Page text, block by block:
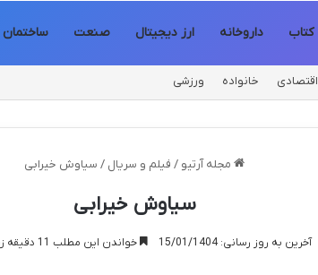
کتاب داروخانه ارز دیجیتال صنعت ساختمان
اقتصادی خانواده ورزشی
مجله آرتیو / فیلم و سریال / سیاوش خیرابی
سیاوش خیرابی
آخرین به روز رسانی: 15/01/1404 خواندن این مطلب 11 دقیقه زمان میبرد